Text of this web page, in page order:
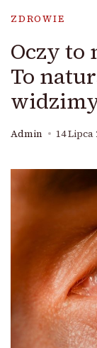
ZDROWIE
Oczy to
To
Admin 14 Lipca